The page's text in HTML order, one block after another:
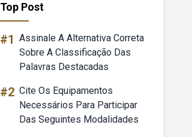
Top Post
#1 Assinale A Alternativa Correta
Sobre A Classificação Das
Palavras Destacadas
#2 Cite Os Equipamentos
Necessários Para Participar
Das Seguintes Modalidades